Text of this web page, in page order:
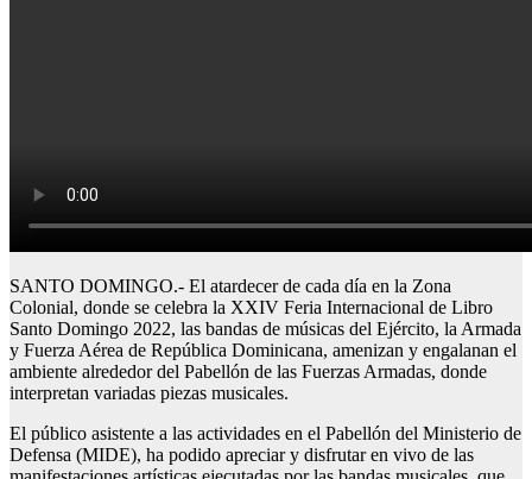
SANTO DOMINGO.- El atardecer de cada día en la Zona
Colonial, donde se celebra la XXIV Feria Internacional de Libro
Santo Domingo 2022, las bandas de músicas del Ejército, la Armada
y Fuerza Aérea de República Dominicana, amenizan y engalanan el
ambiente alrededor del Pabellón de las Fuerzas Armadas, donde
interpretan variadas piezas musicales.
El público asistente a las actividades en el Pabellón del Ministerio de
Defensa (MIDE), ha podido apreciar y disfrutar en vivo de las